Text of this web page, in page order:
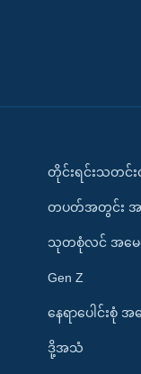
တိုင်းရင်းသတင်
တပတ်အတွင်း အာ
သုတစုံလင် အမ
Gen Z
နေရာပေါင်းစုံ အ
ဒို့အသံ